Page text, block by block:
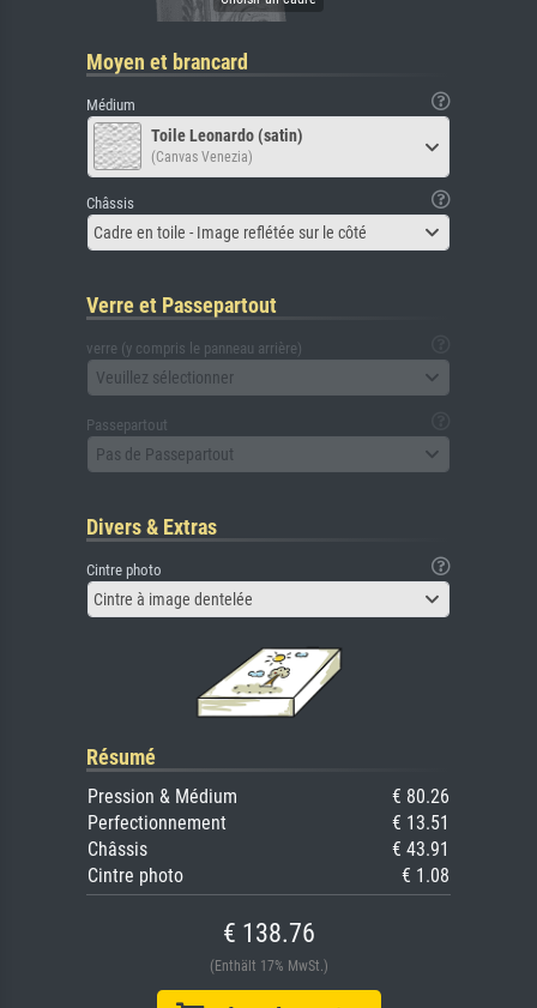
Moyen et brancard
Médium
Toile Leonardo (satin)
(Canvas Venezia)
Châssis
Cadre en toile - Image reflétée sur le côté
Verre et Passepartout
verre (y compris le panneau arrière)
Veuillez sélectionner
Passepartout
Pas de Passepartout
Divers & Extras
Cintre photo
Cintre à image dentelée
Résumé
Pression & Médium
€ 80.26
Perfectionnement
€ 13.51
Châssis
€ 43.91
Cintre photo
€ 1.08
€ 138.76
(Enthält 17% MwSt.)